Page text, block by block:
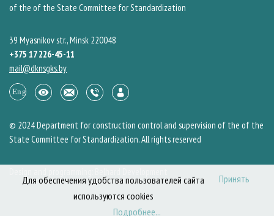
of the of the State Committee for Standardization
39 Myasnikov str., Minsk 220048
+375 17 226-45-11
mail@dknsgks.by
© 2024 Department for construction control and supervision of the of the
State Committee for Standardization. All rights reserved
Принять
Для обеспечения удобства пользователей сайта
используются cookies
Подробнее...